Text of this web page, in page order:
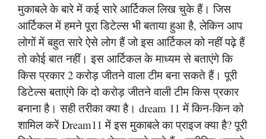
मुकाबले के बारे में कई सारे आर्टिकल लिख चुके हैं। जिस
आर्टिकल में हमने पूरा डिटेल्स भी बताया हुआ है, लेकिन आप
लोगों में बहुत सारे ऐसे लोग हैं जो इस आर्टिकल को नहीं पढ़े हैं
तो कोई बात नहीं। इस आर्टिकल के माध्यम से बताएंगे कि
किस प्रकार 2 करोड़ जीतने वाला टीम बना सकते हैं। पूरी
डिटेल्स बताएंगे कि दो करोड़ जीतने वाली टीम किस प्रकार
बनाना है। सही तरीका क्या है। dream 11 में किन-किन को
शामिल करें Dream11 में इस मुकाबले का प्राइज क्या है? पूरी